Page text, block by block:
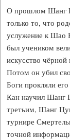
О прошлом Шанг
только то, что
услужение к Шао
был учеником
искусство
Потом он убил
Боги прокляли
Кан научил Шанг
третьим, Шанг
турнире
точной